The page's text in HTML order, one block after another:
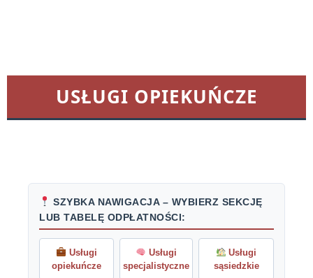
USŁUGI OPIEKUŃCZE
SZYBKA NAWIGACJA – WYBIERZ SEKCJĘ
LUB TABELĘ ODPŁATNOŚCI:
Usługi
opiekuńcze
Usługi
specjalistyczne
Usługi
sąsiedzkie